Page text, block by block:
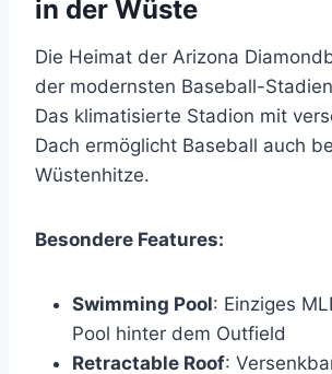
in der Wüste
Die Heimat der Arizona
der modernsten Baseball-
Das klimatisierte Stadion mit
Dach ermöglicht Baseball auch
Wüstenhitze.
Besondere Features:
Swimming Pool: Einziges
Pool hinter dem Outfield
Retractable Roof: